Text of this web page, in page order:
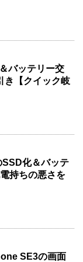
バッテリー交
き【クイック岐
化＆バッテ
持ちの悪さを
SE3の画面